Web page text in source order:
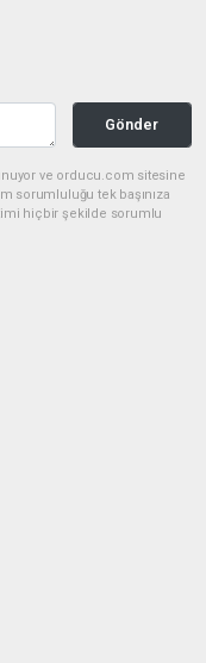
Gönder
ve orducu.com sitesine
sorumluluğu tek başınıza
hiçbir şekilde sorumlu